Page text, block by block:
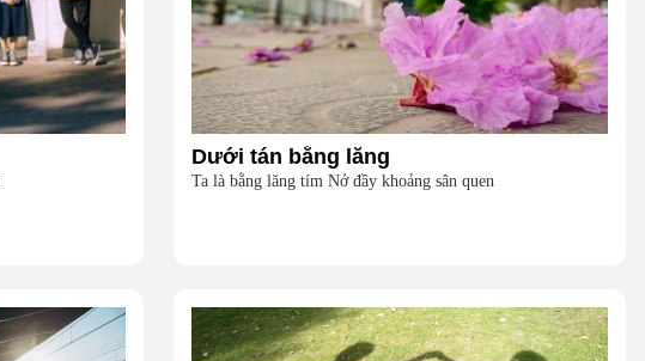
Dưới tán bằng lăng
Ta là bằng lăng tím Nở đầy khoảng sân quen